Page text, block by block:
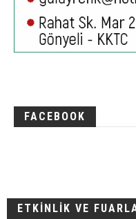
FACEBOOK
ETKİNLİK VE